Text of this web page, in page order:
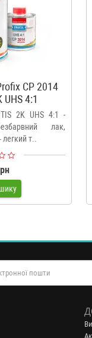
CP 2014
UHS 4:1
2K UHS 4:1 -
лак,
легкий т..